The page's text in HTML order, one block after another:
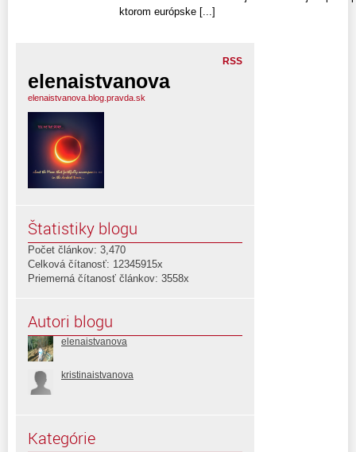
ktorom európske [...]
RSS
elenaistvanova
elenaistvanova.blog.pravda.sk
Štatistiky blogu
Počet článkov: 3,470
Celková čítanosť: 12345915x
Priemerná čítanosť článkov: 3558x
Autori blogu
elenaistvanova
kristinaistvanova
Kategórie